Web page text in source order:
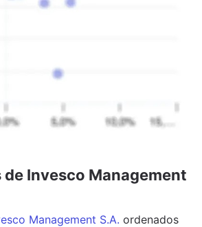
Invesco Management
Management S.A. ordenados